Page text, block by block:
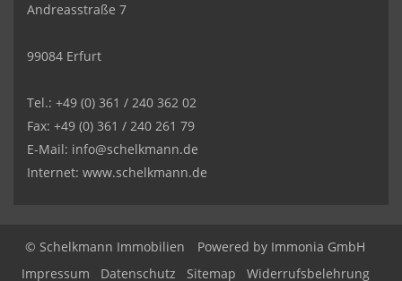
Andreasstraße 7
99084 Erfurt
Tel.: +49 (0) 361 / 240 362 02
Fax: +49 (0) 361 / 240 261 79
E-Mail: info@schelkmann.de
Internet: www.schelkmann.de
© Schelkmann Immobilien Powered by Immonia GmbH
Impressum
Datenschutz Sitemap Widerrufsbelehrung